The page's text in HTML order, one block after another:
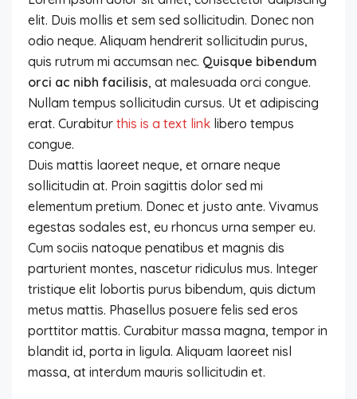
elit. Duis mollis et sem sed sollicitudin. Donec non
odio neque. Aliquam hendrerit sollicitudin purus,
quis rutrum mi accumsan nec. Quisque bibendum
orci ac nibh facilisis, at malesuada orci congue.
Nullam tempus sollicitudin cursus. Ut et adipiscing
erat. Curabitur this is a text link libero tempus
congue.
Duis mattis laoreet neque, et ornare neque
sollicitudin at. Proin sagittis dolor sed mi
elementum pretium. Donec et justo ante. Vivamus
egestas sodales est, eu rhoncus urna semper eu.
Cum sociis natoque penatibus et magnis dis
parturient montes, nascetur ridiculus mus. Integer
tristique elit lobortis purus bibendum, quis dictum
metus mattis. Phasellus posuere felis sed eros
porttitor mattis. Curabitur massa magna, tempor in
blandit id, porta in ligula. Aliquam laoreet nisl
massa, at interdum mauris sollicitudin et.